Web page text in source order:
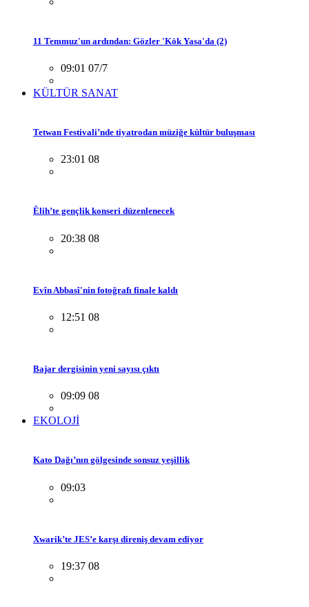
11 Temmuz'un ardından: Gözler 'Kök Yasa'da (2)
09:01 07/7
KÜLTÜR SANAT
Tetwan Festivali’nde tiyatrodan müziğe kültür buluşması
23:01 08
Êlih’te gençlik konseri düzenlenecek
20:38 08
Evîn Abbasî'nin fotoğrafı finale kaldı
12:51 08
Bajar dergisinin yeni sayısı çıktı
09:09 08
EKOLOJİ
Kato Dağı’nın gölgesinde sonsuz yeşillik
09:03
Xwarik’te JES’e karşı direniş devam ediyor
19:37 08